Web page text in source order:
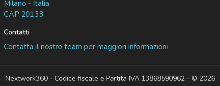
Milano - Italia
CAP 20133
Contatti
Contatta il nostro team per maggiori informazioni
Nextwork360 - Codice fiscale e Partita IVA 13868590962 - © 2026